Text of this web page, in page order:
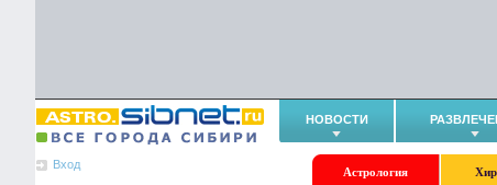
НОВОСТИ
Вход
Астрология